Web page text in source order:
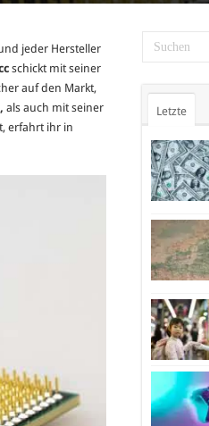
jeder Hersteller
schickt mit seiner
auf den Markt,
als auch mit seiner
erfahrt ihr in
Letzte